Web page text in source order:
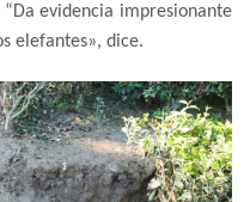
evidencia impresionante
elefantes», dice.